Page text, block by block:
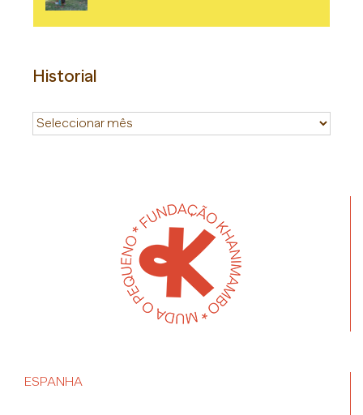
Historial
Historial
ESPANHA